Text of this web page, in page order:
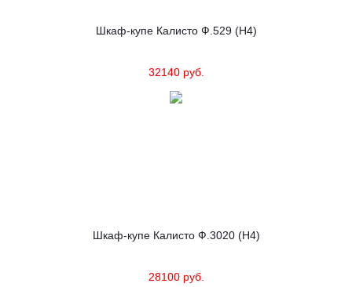
Шкаф-купе Калисто Ф.529 (Н4)
32140 руб.
Шкаф-купе Калисто Ф.3020 (Н4)
28100 руб.